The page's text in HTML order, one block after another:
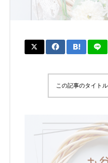
この記事のタイト